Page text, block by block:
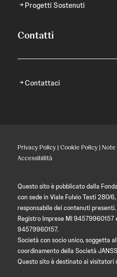
Progetti Sostenuti
Contatti
Contattaci
Privacy Policy | Cookie Policy | Note
Accessibilità
Questo sito è pubblicato dalla
con sede in Viale Fulvio Testi 280/
responsabile dei contenuti presenti.
Registro Imprese MI 94579960157
94579960157.
Società con socio unico, soggetta
coordinamento della Società
Questo sito è destinato ai visitatori